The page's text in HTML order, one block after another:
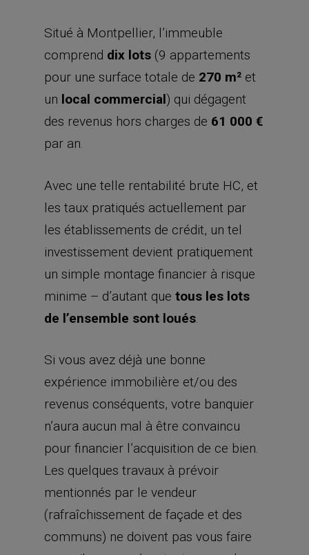
Situé à Montpellier, l’immeuble
comprend dix lots (9 appartements
pour une surface totale de 270 m² et
un local commercial) qui dégagent
des revenus hors charges de 61 000 €
par an.
Avec une telle rentabilité brute HC, et
les taux pratiqués actuellement par
les établissements de crédit, un tel
investissement devient pratiquement
un simple montage financier à risque
minime – d’autant que tous les lots
de l’ensemble sont loués
Si vous avez déjà une bonne
expérience immobilière et/ou des
revenus conséquents, votre banquier
n’aura aucun mal à être convaincu
pour financier l’acquisition de ce bien.
Les quelques travaux à prévoir
mentionnés par le vendeur
(rafraîchissement de façade et des
communs) ne doivent pas vous faire